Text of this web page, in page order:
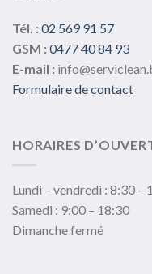
Tél. : 02 569 91 57
GSM : 0477 40 84 93
E-mail :
Formulaire de contact
HORAIRES
Lundi – vendredi : 8:30 –
Samedi : 9:00 – 18:30
Dimanche fermé